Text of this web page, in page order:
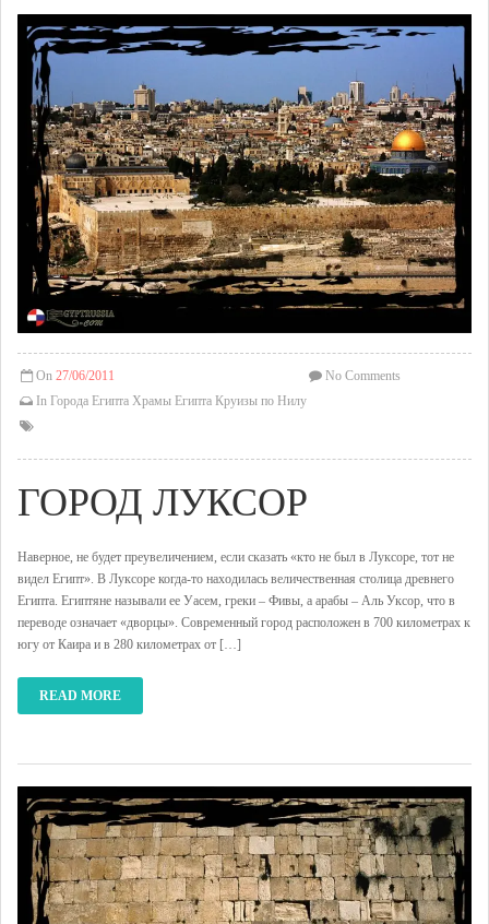
On 27/06/2011
In Города Египта Храмы Египта Круизы по Нилу
No Comments
ГОРОД ЛУКСОР
Наверное, не будет преувеличением, если сказать «кто не был в Луксоре, тот не
видел Египт». В Луксоре когда-то находилась величественная столица древнего
Египта. Египтяне называли ее Уасем, греки – Фивы, а арабы – Аль Уксор, что в
переводе означает «дворцы». Современный город расположен в 700 километрах к
югу от Каира и в 280 километрах от […]
READ MORE